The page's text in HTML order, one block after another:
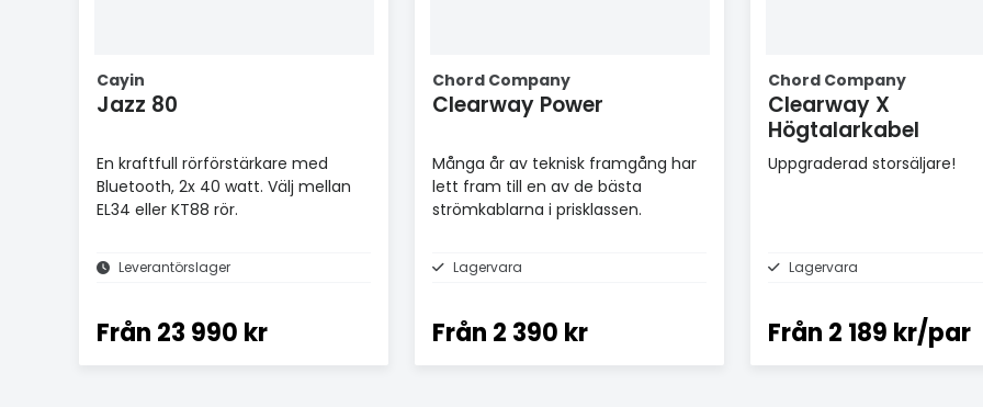
Cayin
Jazz 80
En kraftfull rörförstärkare med
Bluetooth, 2x 40 watt. Välj mellan
EL34 eller KT88 rör.
Leverantörslager
Från 23 990 kr
Chord Company
Clearway Power
Många år av teknisk framgång har
lett fram till en av de bästa
strömkablarna i prisklassen.
Lagervara
Från 2 390 kr
Chord Company
Clearway X
Högtalarkabel
Uppgraderad storsäljare!
Lagervara
Från 2 189 kr/par